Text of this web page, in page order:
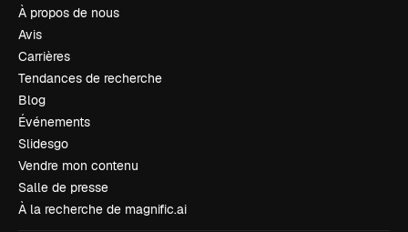
À propos de nous
Avis
Carrières
Tendances de recherche
Blog
Événements
Slidesgo
Vendre mon contenu
Salle de presse
À la recherche de magnific.ai